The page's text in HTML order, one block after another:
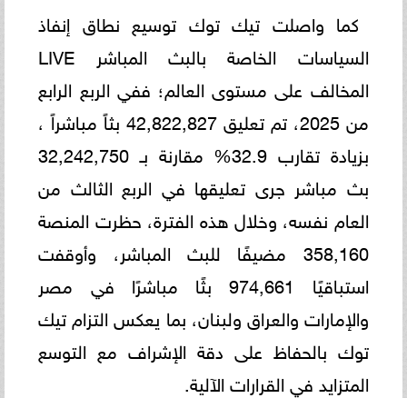
كما واصلت تيك توك توسيع نطاق إنفاذ
السياسات الخاصة بالبث المباشر LIVE
المخالف على مستوى العالم؛ ففي الربع الرابع
من 2025، تم تعليق 42,822,827 بثاً مباشراً ،
بزيادة تقارب 32.9% مقارنة بـ 32,242,750
بث مباشر جرى تعليقها في الربع الثالث من
العام نفسه، وخلال هذه الفترة، حظرت المنصة
358,160 مضيفًا للبث المباشر، وأوقفت
استباقيًا 974,661 بثًا مباشرًا في مصر
والإمارات والعراق ولبنان، بما يعكس التزام تيك
توك بالحفاظ على دقة الإشراف مع التوسع
المتزايد في القرارات الآلية.